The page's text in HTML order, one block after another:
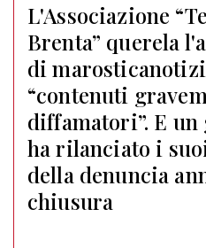
L'Associazione
Brenta” querela
di
“contenuti
diffamatori”. E
ha rilanciato i
della denuncia
chiusura